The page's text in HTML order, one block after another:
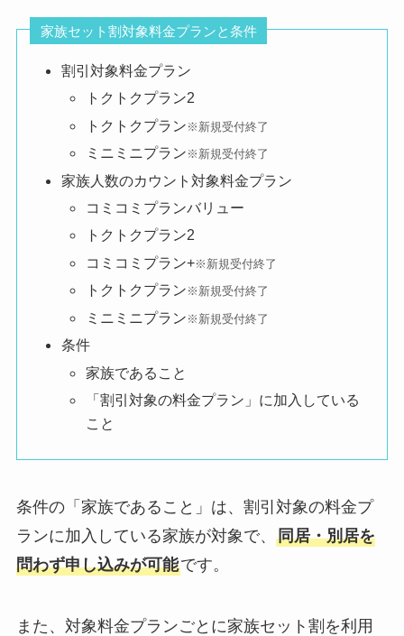
家族セット割対象料金プランと条件
割引対象料金プラン
トクトクプラン2
トクトクプラン ※新規受付終了
ミニミニプラン ※新規受付終了
家族人数のカウント対象料金プラン
コミコミプランバリュー
トクトクプラン2
コミコミプラン+※新規受付終了
トクトクプラン ※新規受付終了
ミニミニプラン ※新規受付終了
条件
家族であること
「割引対象の料金プラン」に加入している
こと
条件の「家族であること」は、割引対象の料金プ
ランに加入している家族が対象で、 同居・別居を
問わず申し込みが可能です。
また、対象料金プランごとに家族セット割を利用